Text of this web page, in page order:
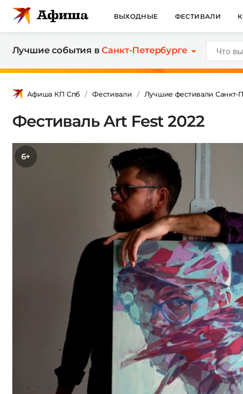
ВЫХОДНЫЕ ФЕСТИВАЛИ
Лучшие события вСанкт-Петербурге
Афиша КП Спб Фестивали Лучшие фестивали Санкт-
Фестиваль Art Fest 2022
6+